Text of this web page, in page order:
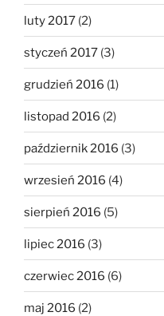
luty 2017 (2)
styczeń 2017 (3)
grudzień 2016 (1)
listopad 2016 (2)
październik 2016 (3)
wrzesień 2016 (4)
sierpień 2016 (5)
lipiec 2016 (3)
czerwiec 2016 (6)
maj 2016 (2)